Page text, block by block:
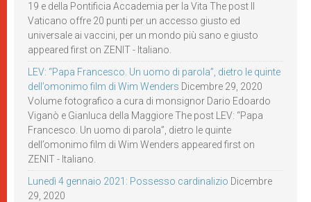
19 e della Pontificia Accademia per la Vita The post Il
Vaticano offre 20 punti per un accesso giusto ed
universale ai vaccini, per un mondo più sano e giusto
appeared first on ZENIT - Italiano.
LEV: “Papa Francesco. Un uomo di parola”, dietro le quinte
dell’omonimo film di Wim Wenders Dicembre 29, 2020
Volume fotografico a cura di monsignor Dario Edoardo
Viganò e Gianluca della Maggiore The post LEV: “Papa
Francesco. Un uomo di parola”, dietro le quinte
dell’omonimo film di Wim Wenders appeared first on
ZENIT - Italiano.
Lunedì 4 gennaio 2021: Possesso cardinalizio Dicembre
29, 2020